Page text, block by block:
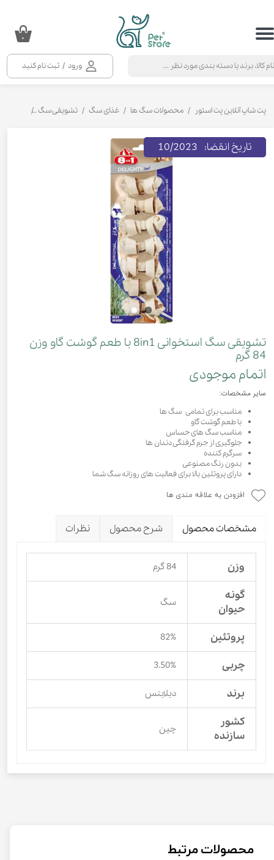
ورود / ثبت نام کنید
حساب کاربری من
خروج از حساب کاربری
۰
پت شاپ آنلاین پت استور محصولات سگ ها غذای سگ تشویقی سگ
تشویقی سگ استخوانی 8in1 با طعم گوشت گاو وزن
84 گرم
اتمام موجودی
سایر مشخصات:
مناسب برای تمامی سگ ها
با طعم گوشت گاو
مناسب سگ های حساس
جلوگیری از جرم گرفتگی دندان ها
سرگرم کننده
بدون رنگ مصنوعی
دارای پروتئین بالا برای فعالیت های روزانه سگ شما
تاریخ انقضا: 10/2023
افزودن به علاقه مندی ها
مشخصات محصول شرح محصول نظرات
وزن 84 گرم
گونه
حیوان
سگ
پروتئین 82%
چربی 3.50%
برند دیلایتس
کشور
سازنده
چین
محصولات مرتبط